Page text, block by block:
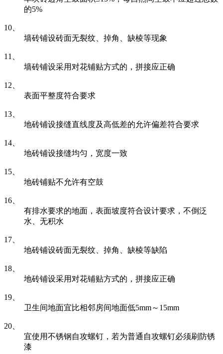
的5%
10、
墙砖铺设砖面无裂纹、掉角、缺棱等现象
11、
墙砖铺设采用对花铺贴方式的，拼接应正确
12、
表面平整度符合要求
13、
地砖铺设接缝直线度及高低差的允许偏差符合要求
14、
地砖铺设接缝均匀，宽度一致
15、
地砖铺贴不允许有空鼓
16、
有排水要求的地面，表面坡度符合设计要求，不倒泛
水、无积水
17、
地砖铺设砖面无裂纹、掉角、缺棱等缺陷
18、
地砖铺设采用对花铺贴方式的，拼接应正确
19、
卫生间地面宜比相邻房间地面低5mm～15mm
20、
宜使用不锈钢自攻螺钉，若为普通自攻螺钉必须刷防锈
漆